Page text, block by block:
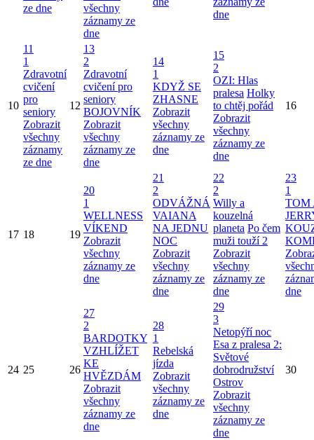
ze dne
všechny
záznamy ze
dne
dne
10
11
1
Zdravotní
cvičení
pro
seniory
Zobrazit
všechny
záznamy
ze dne
12
13
2
Zdravotní
cvičení pro
seniory
BOJOVNÍK
Zobrazit
všechny
záznamy ze
dne
14
1
KDYŽ SE
ZHASNE
Zobrazit
všechny
záznamy ze
dne
15
2
OZI: Hlas
pralesa Holky
to chtěj pořád
Zobrazit
všechny
záznamy ze
dne
16
17 18 19
20
1
WELLNESS
VÍKEND
Zobrazit
všechny
záznamy ze
dne
21
2
ODVÁŽNÁ
VAIANA
NA JEDNU
NOC
Zobrazit
všechny
záznamy ze
dne
22
2
Willy a
kouzelná
planeta Po čem
muži touží 2
Zobrazit
všechny
záznamy ze
dne
23
1
TOM
dne
24 25 26
27
2
BARDOTKY
VZHLÍŽET
KE
HVĚZDÁM
Zobrazit
všechny
záznamy ze
dne
28
1
Rebelská
jízda
Zobrazit
všechny
záznamy ze
dne
29
3
Netopýří noc
Esa z pralesa 2:
Světové
dobrodružství
Ostrov
Zobrazit
všechny
záznamy ze
dne
30